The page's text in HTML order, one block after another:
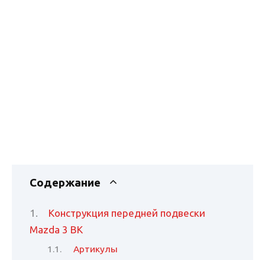
Содержание
Конструкция передней подвески
Mazda 3 BK
Артикулы